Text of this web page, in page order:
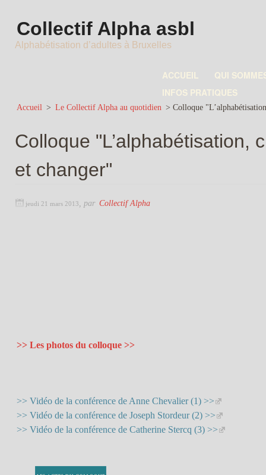
Collectif Alpha asbl
Alphabétisation d’adultes à Bruxelles
ACCUEIL
QUI
INFOS PRATIQUES
Accueil > Le Collectif Alpha au quotidien > Colloque
Colloque "L’alphabétisation,
et changer"
jeudi 21 mars 2013 par Collectif Alpha
>> Les photos du colloque >>
>> Vidéo de la conférence de Anne Chevalier (1) >>
>> Vidéo de la conférence de Joseph Stordeur (2) >>
>> Vidéo de la conférence de Catherine Stercq (3) >>